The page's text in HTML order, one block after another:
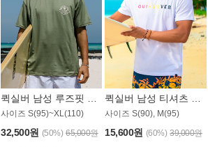
사이즈 S(95)~XL(110)
32,500원 (50%) 65,000원
사이즈 S(90), M(95)
15,600원 (60%) 39,000원